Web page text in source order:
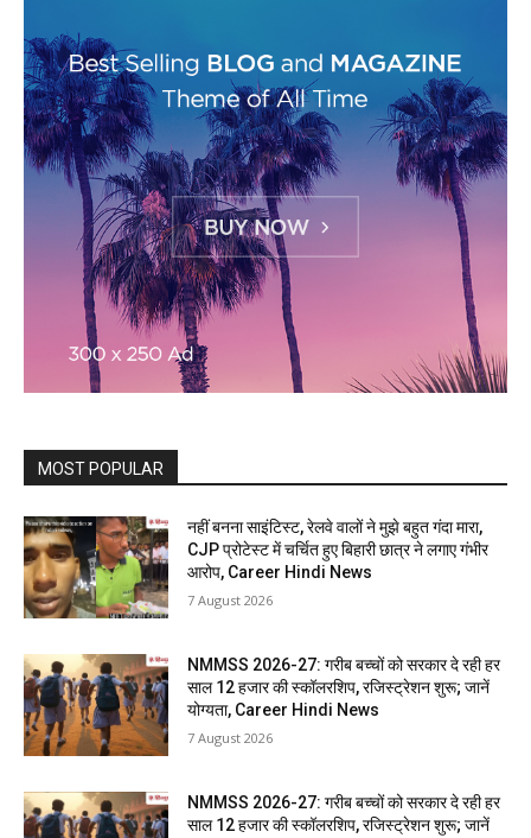
MOST POPULAR
नहीं बनना साइंटिस्ट, रेलवे वालों ने मुझे बहुत गंदा मारा,
CJP प्रोटेस्ट में चर्चित हुए बिहारी छात्र ने लगाए गंभीर
आरोप, Career Hindi News
7 August 2026
NMMSS 2026-27: गरीब बच्चों को सरकार दे रही हर
साल 12 हजार की स्कॉलरशिप, रजिस्ट्रेशन शुरू; जानें
योग्यता, Career Hindi News
7 August 2026
NMMSS 2026-27: गरीब बच्चों को सरकार दे रही हर
साल 12 हजार की स्कॉलरशिप, रजिस्ट्रेशन शुरू; जानें